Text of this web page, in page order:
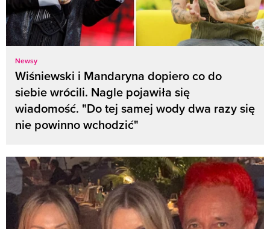
Newsy
Wiśniewski i Mandaryna dopiero co do
siebie wrócili. Nagle pojawiła się
wiadomość. "Do tej samej wody dwa razy się
nie powinno wchodzić"